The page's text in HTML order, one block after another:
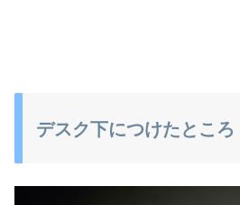
デスク下につけたところ